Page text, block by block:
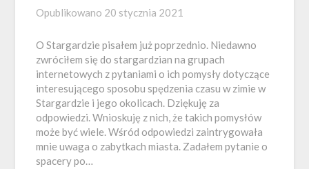
Opublikowano 20 stycznia 2021
O Stargardzie pisałem już poprzednio. Niedawno
zwróciłem się do stargardzian na grupach
internetowych z pytaniami o ich pomysły dotyczące
interesującego sposobu spędzenia czasu w zimie w
Stargardzie i jego okolicach. Dziękuję za
odpowiedzi. Wnioskuję z nich, że takich pomysłów
może być wiele. Wśród odpowiedzi zaintrygowała
mnie uwaga o zabytkach miasta. Zadałem pytanie o
spacery po…